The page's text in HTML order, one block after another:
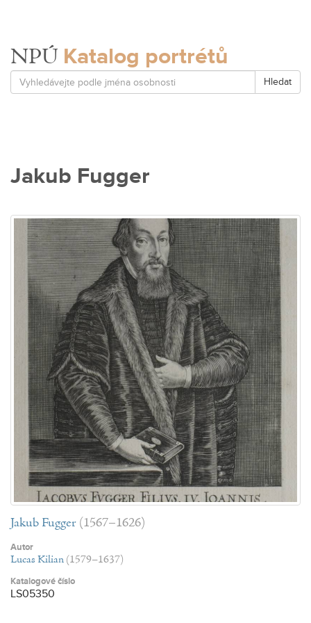
NPÚ Katalog portrétů
Hledat
Jakub Fugger
Jakub Fugger (1567–1626)
Autor
Lucas Kilian (1579–1637)
Katalogové číslo
LS05350